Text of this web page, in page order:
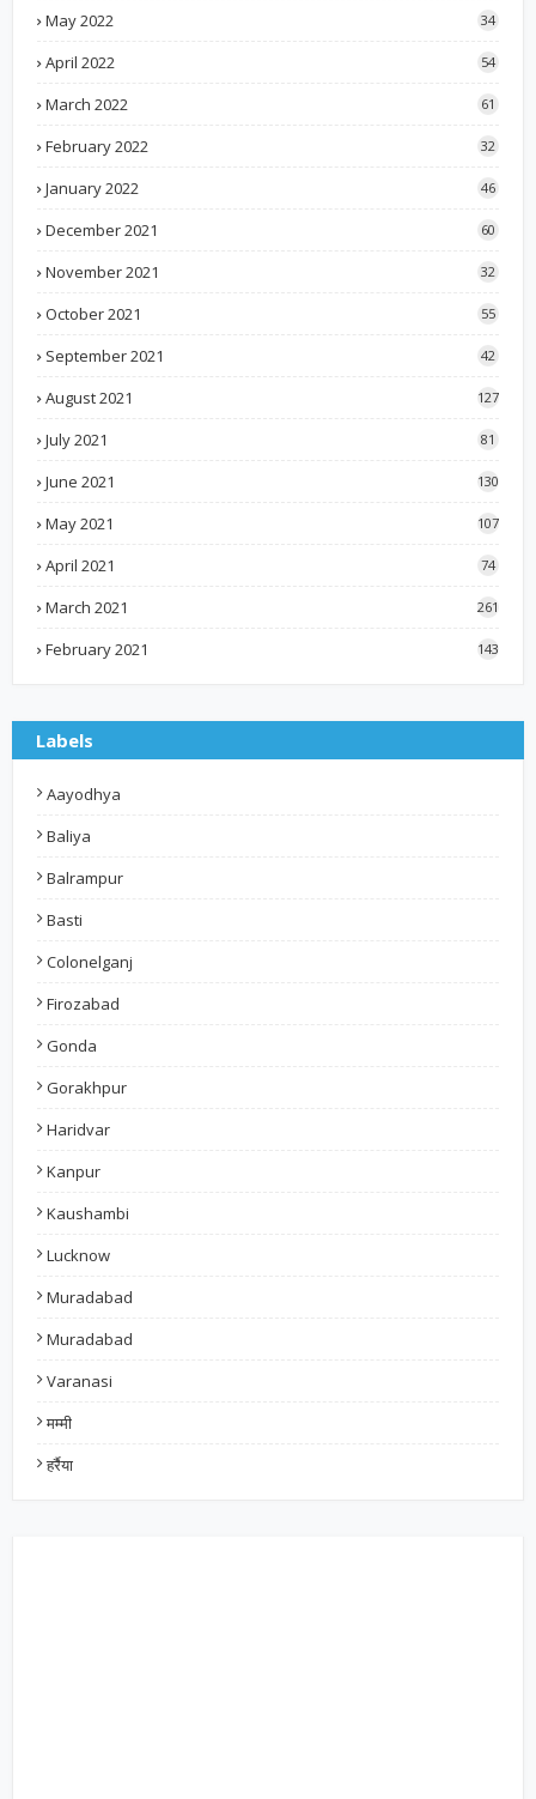
May 2022 34
April 2022 54
March 2022 61
February 2022 32
January 2022 46
December 2021 60
November 2021 32
October 2021 55
September 2021 42
August 2021 127
July 2021 81
June 2021 130
May 2021 107
April 2021 74
March 2021 261
February 2021 143
Labels
Aayodhya
Baliya
Balrampur
Basti
Colonelganj
Firozabad
Gonda
Gorakhpur
Haridvar
Kanpur
Kaushambi
Lucknow
Muradabad
Muradabad
Varanasi
मम्मी
हर्रैया